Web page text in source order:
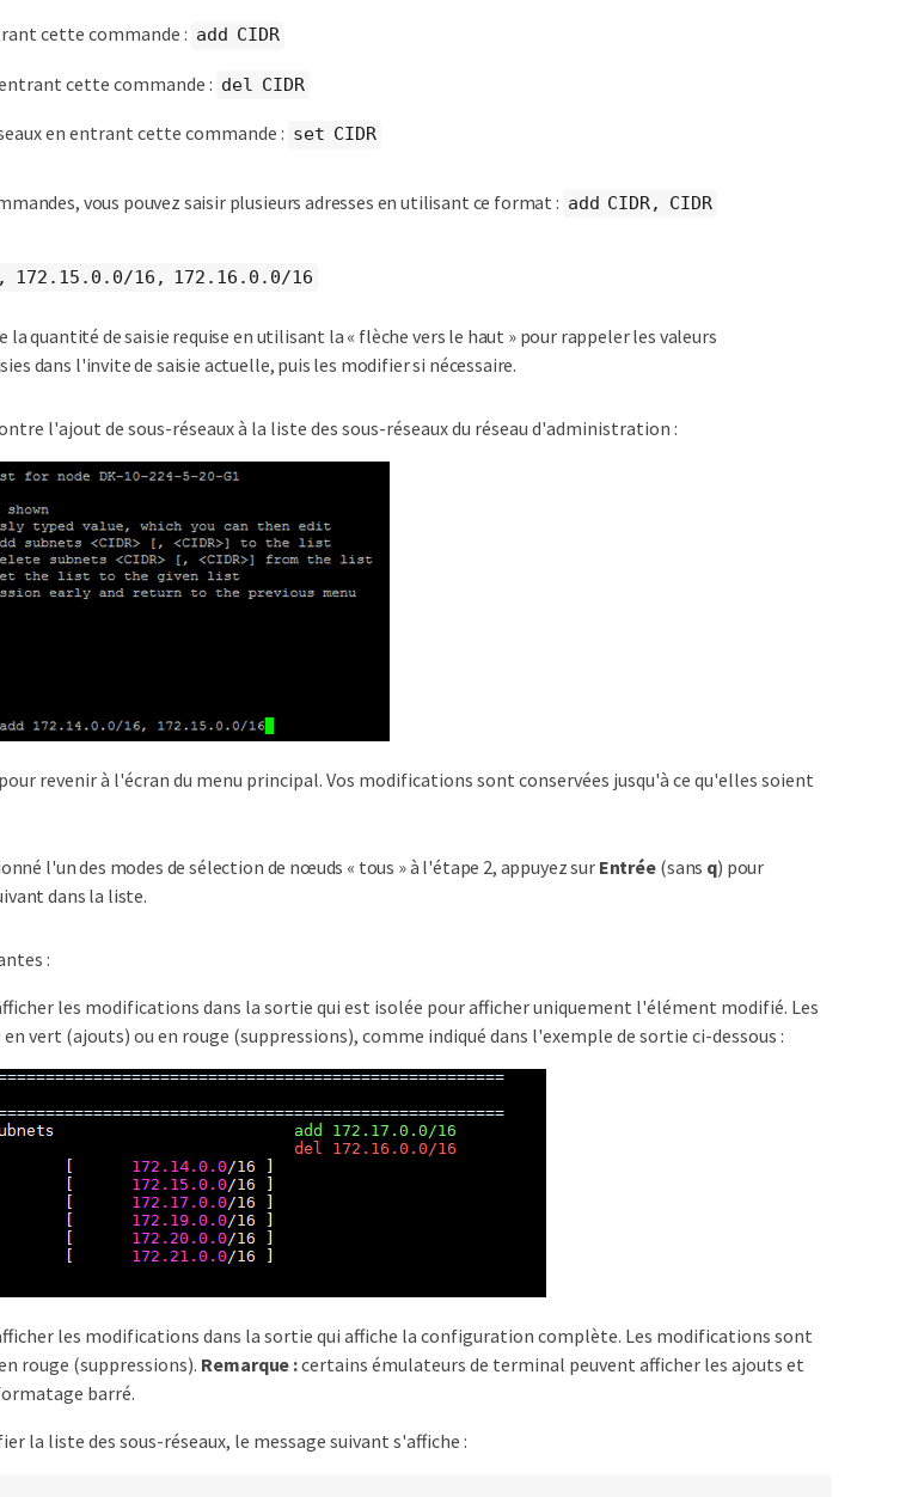
cette commande : add CIDR
cette commande : del CIDR
en entrant cette commande : set CIDR
vous pouvez saisir plusieurs adresses en utilisant ce format : add CIDR, CIDR
172.15.0.0/16, 172.16.0.0/16
la quantité de saisie requise en utilisant la « flèche vers le haut » pour rappeler les valeurs
dans l'invite de saisie actuelle, puis les modifier si nécessaire.
l'ajout de sous-réseaux à la liste des sous-réseaux du réseau d'administration :
revenir à l'écran du menu principal. Vos modifications sont conservées jusqu'à ce qu'elles soient
l'un des modes de sélection de nœuds « tous » à l'étape 2, appuyez sur Entrée (sans q) pour
dans la liste.
:
les modifications dans la sortie qui est isolée pour afficher uniquement l'élément modifié. Les
vert (ajouts) ou en rouge (suppressions), comme indiqué dans l'exemple de sortie ci-dessous :
les modifications dans la sortie qui affiche la configuration complète. Les modifications sont
rouge (suppressions). Remarque :certains émulateurs de terminal peuvent afficher les ajouts et
barré.
la liste des sous-réseaux, le message suivant s'affiche :